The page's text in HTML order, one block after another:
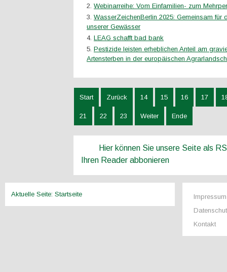
Webinarreihe: Vom Einfamilien- zum
WasserZeichenBerlin 2025: Gemeinsam für
unserer Gewässer
LEAG schafft bad bank
Pestizide leisten erheblichen Anteil am
Artensterben in der europäischen
Start Zurück 14 15 16 17
21 22 23 Weiter Ende
Hier können Sie unsere Seite als
Ihren Reader abbonieren
Aktuelle Seite: Startseite
Impressum
Kontakt